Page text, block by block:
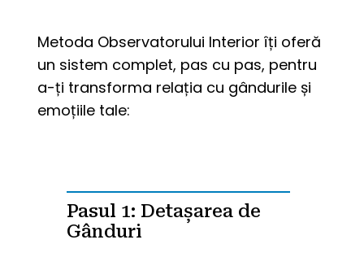
Metoda Observatorului Interior îți oferă
un sistem complet, pas cu pas, pentru
a-ți transforma relația cu gândurile și
emoțiile tale:
Pasul 1: Detașarea de
Gânduri